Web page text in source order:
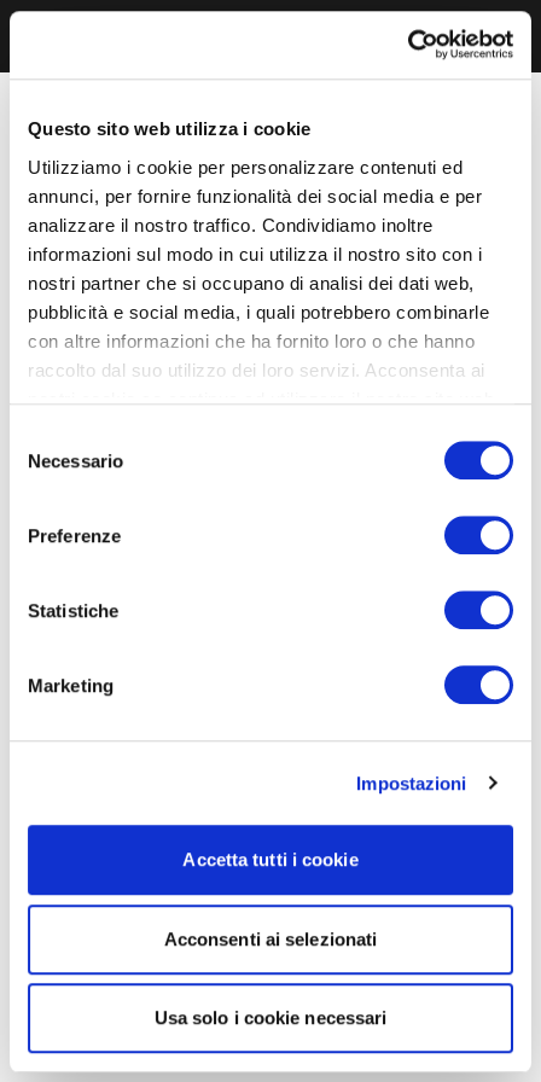
Questo sito web utilizza i cookie
Utilizziamo i cookie per personalizzare contenuti ed
annunci, per fornire funzionalità dei social media e per
analizzare il nostro traffico. Condividiamo inoltre
informazioni sul modo in cui utilizza il nostro sito con i
nostri partner che si occupano di analisi dei dati web,
pubblicità e social media, i quali potrebbero combinarle
con altre informazioni che ha fornito loro o che hanno
raccolto dal suo utilizzo dei loro servizi. Acconsenta ai
delNecessario
Preferenze
Statistiche
Marketing
Impostazioni
Accetta tutti i cookie
Acconsenti ai selezionati
Usa solo i cookie necessari